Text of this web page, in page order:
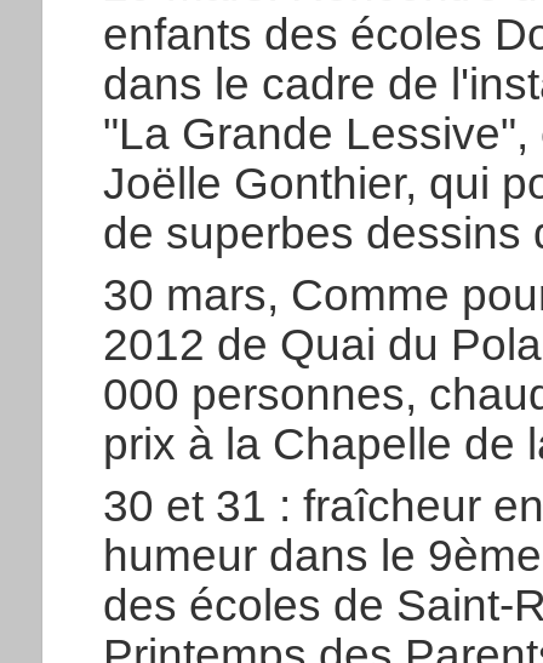
enfants des écoles
dans le cadre de
"La Grande
Joëlle Gonthier, qui
de superbes dessins
30 mars, Comme
2012 de Quai du
000 personnes,
prix à la Chapelle de
30 et 31 : fraîcheur
humeur dans le
des écoles de Saint-